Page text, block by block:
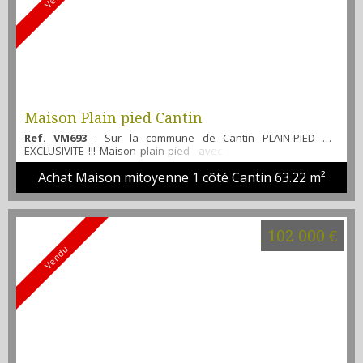
Maison Plain pied Cantin
Ref. VM693 : Sur la commune de Cantin PLAIN-PIED EN
EXCLUSIVITE !!! Maison plain-pied avec un séjour comportant
une cheminée tubée, une cuisine aménagée, 1 chambre , 1
buanderie, bureau, une salle d'eau et un toilette. Jardin clos et
des dépendances Nous sommes à votre entière disposition
pour vous faire visiter ce bien au 07 61 58 84 57 ou 03 21 15 86
43 retrouvez l'ensemble de nos ...
Achat Maison mitoyenne 1 côté Cantin 63.22 m²
Vendu
102 000 €